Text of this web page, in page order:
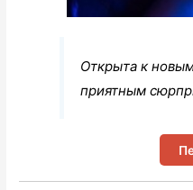
Открыта к
приятным